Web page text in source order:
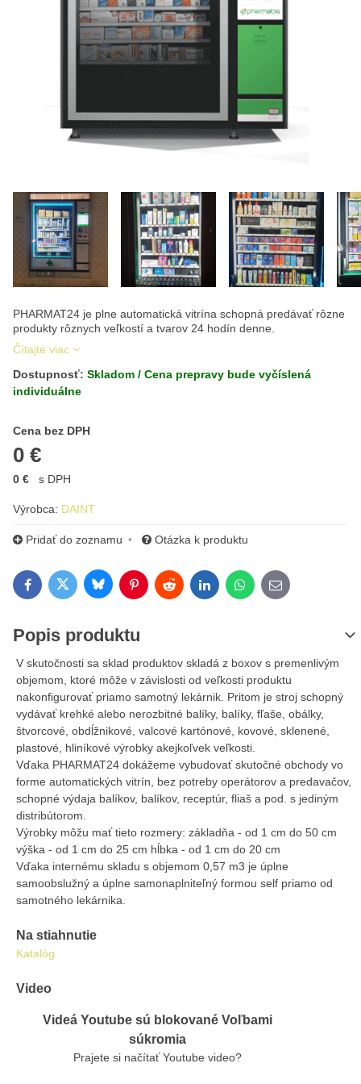
PHARMAT24 je plne automatická vitrína schopná predávať rôzne
produkty rôznych veľkostí a tvarov 24 hodín denne.
Čítajte viac
Dostupnosť: Skladom / Cena prepravy bude vyčíslená
individuálne
Cena bez DPH
0 €
Cena s DPH
0 € s DPH
Výrobca: DAINT
Pridať do zoznamu Otázka k produktu
FacebookTwitterBlueskyPinterestRedditLinkedInWhatsApp
E-mail
Popis produktu
V skutočnosti sa sklad produktov skladá z boxov s premenlivým
objemom, ktoré môže v závislosti od veľkosti produktu
nakonfigurovať priamo samotný lekárnik. Pritom je stroj schopný
vydávať krehké alebo nerozbitné balíky, balíky, fľaše, obálky,
štvorcové, obdĺžnikové, valcové kartónové, kovové, sklenené,
plastové, hliníkové výrobky akejkoľvek veľkosti.
Vďaka PHARMAT24 dokážeme vybudovať skutočné obchody vo
forme automatických vitrín, bez potreby operátorov a predavačov,
schopné výdaja balíkov, balíkov, receptúr, fliaš a pod. s jediným
distribútorom.
Výrobky môžu mať tieto rozmery: základňa - od 1 cm do 50 cm
výška - od 1 cm do 25 cm hĺbka - od 1 cm do 20 cm
Vďaka internému skladu s objemom 0,57 m3 je úplne
samoobslužný a úplne samonaplniteľný formou self priamo od
samotného lekárnika.
Na stiahnutie
Katalóg
Video
Videá Youtube sú blokované Voľbami
súkromia
Prajete si načítať Youtube video?